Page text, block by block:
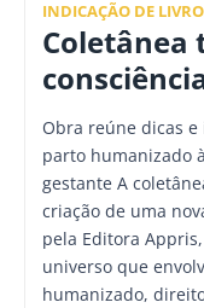
INDICAÇÃO DE
Coletânea
Obra reúne dicas
parto humanizado
gestante A
criação de uma
pela Editora
universo que
humanizado,